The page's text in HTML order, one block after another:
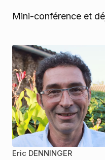
Mini-conférence et
Eric DENNINGER